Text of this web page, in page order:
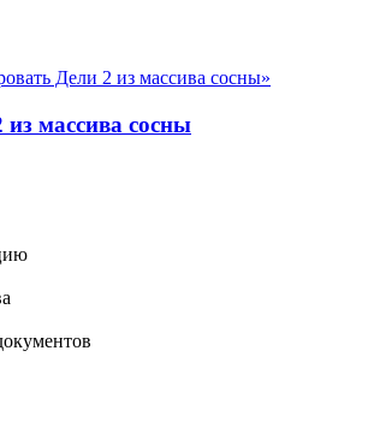
массива сосны